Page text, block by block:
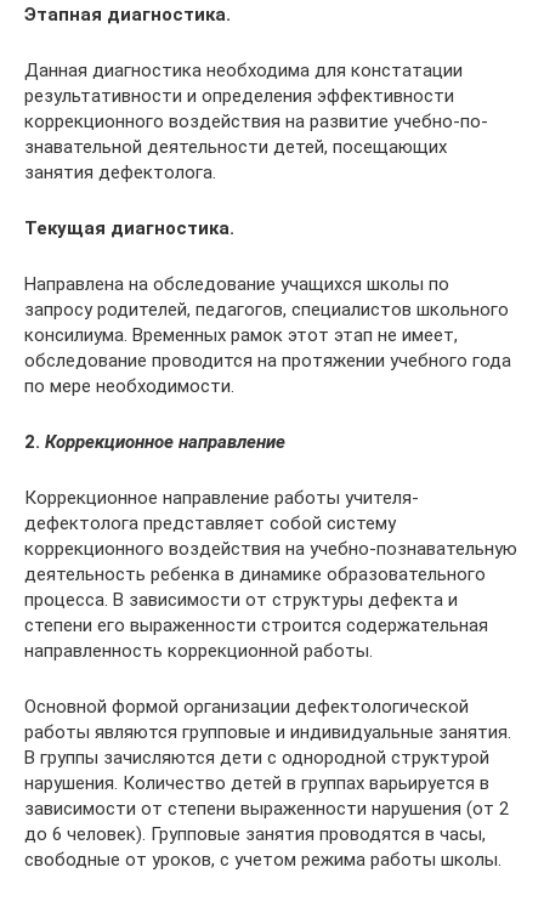
Этапная диагностика.
Данная диагностика необходима для конста­тации
результативности и определе­ния эффективности
коррекционного воздействия на развитие учебно-по­
знавательной деятельности детей, посещающих
занятия дефектолога.
Текущая диагностика.
Направ­лена на обследование учащихся школы по
запросу ро­дителей, педагогов, специалистов школьного
консилиума. Временных рамок этот этап не имеет,
обследова­ние проводится на протяжении учеб­ного года
по мере необходимости.
2. Коррекционное направление
Коррекционное направление ра­боты учителя-
дефектолога представляет собой систему
коррекционного воздействия на учебно-познаватель­ную
деятельность ребенка в дина­мике образовательного
процесса. В зависимости от структуры дефекта и
степени его выраженности строится содержательная
направленность коррекционной работы.
Основной формой организации дефектологической
работы являются групповые и индивидуальные заня­тия.
В группы зачисляются дети с однородной структурой
нарушения. Количество детей в группах варьиру­ется в
зависимости от степени выра­женности нарушения (от 2
до 6 чело­век). Групповые занятия проводятся в часы,
свободные от уроков, с уче­том режима работы школы.